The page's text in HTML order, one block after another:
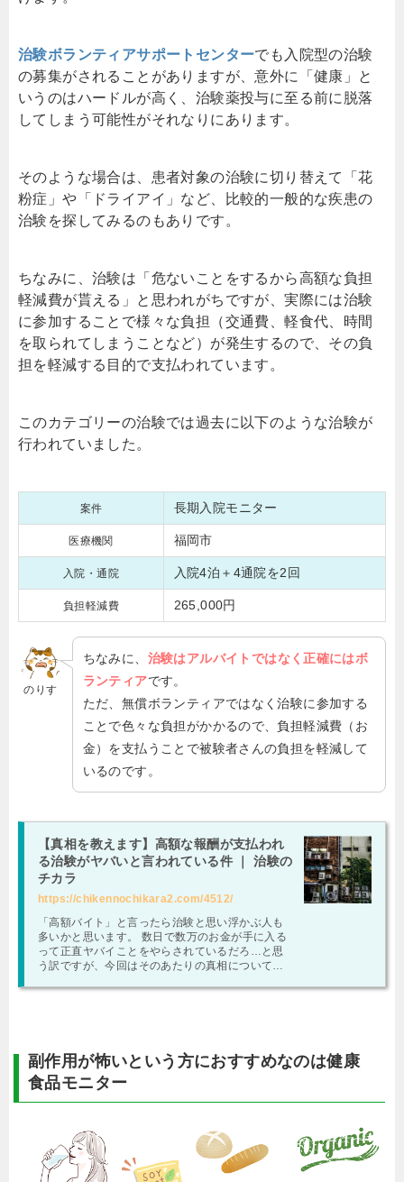
治験ボランティアサポートセンターでも入院型の治験
の募集がされることがありますが、意外に「健康」と
いうのはハードルが高く、治験薬投与に至る前に脱落
してしまう可能性がそれなりにあります。
そのような場合は、患者対象の治験に切り替えて「花
粉症」や「ドライアイ」など、比較的一般的な疾患の
治験を探してみるのもありです。
ちなみに、治験は「危ないことをするから高額な負担
軽減費が貰える」と思われがちですが、実際には治験
に参加することで様々な負担（交通費、軽食代、時間
を取られてしまうことなど）が発生するので、その負
担を軽減する目的で支払われています。
このカテゴリーの治験では過去に以下のような治験が
行われていました。
案件 長期入院モニター
医療機関 福岡市
入院・通院 入院4泊＋4通院を2回
負担軽減費 265,000円
のりす
ちなみに、 治験はアルバイトではなく正確にはボ
ランティアです。
ただ、無償ボランティアではなく治験に参加する
ことで色々な負担がかかるので、負担軽減費（お
金）を支払うことで被験者さんの負担を軽減して
いるのです。
【真相を教えます】高額な報酬が支払われ
る治験がヤバいと言われている件 ｜ 治験の
チカラ
https://chikennochikara2.com/4512/
「高額バイト」と言ったら治験と思い浮かぶ人も
多いかと思います。 数日で数万のお金が手に入る
って正直ヤバイことをやらされているだろ…と思
う訳ですが、今回はそのあたりの真相についてお
副作用が怖いという方におすすめなのは健康
食品モニター